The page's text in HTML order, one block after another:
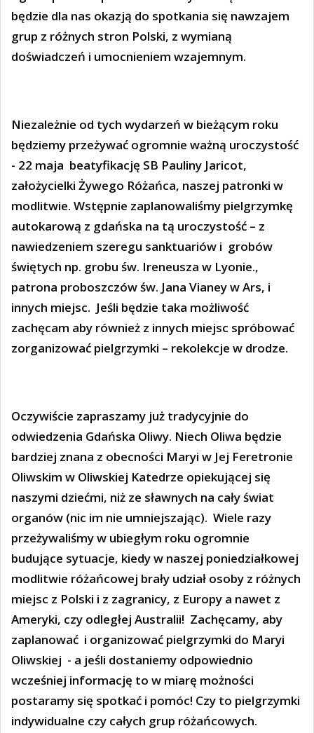
będzie dla nas okazją do spotkania się nawzajem
grup z różnych stron Polski, z wymianą
doświadczeń i umocnieniem wzajemnym.
Niezależnie od tych wydarzeń w bieżącym roku
będziemy przeżywać ogromnie ważną uroczystość
- 22 maja beatyfikację SB Pauliny Jaricot,
założycielki Żywego Różańca, naszej patronki w
modlitwie. Wstępnie zaplanowaliśmy pielgrzymkę
autokarową z gdańska na tą uroczystość – z
nawiedzeniem szeregu sanktuariów i grobów
świętych np. grobu św. Ireneusza w Lyonie.,
patrona proboszczów św. Jana Vianey w Ars, i
innych miejsc. Jeśli będzie taka możliwość
zachęcam aby również z innych miejsc spróbować
zorganizować pielgrzymki – rekolekcje w drodze.
Oczywiście zapraszamy już tradycyjnie do
odwiedzenia Gdańska Oliwy. Niech Oliwa będzie
bardziej znana z obecności Maryi w Jej Feretronie
Oliwskim w Oliwskiej Katedrze opiekującej się
naszymi dziećmi, niż ze sławnych na cały świat
organów (nic im nie umniejszając). Wiele razy
przeżywaliśmy w ubiegłym roku ogromnie
budujące sytuacje, kiedy w naszej poniedziałkowej
modlitwie różańcowej brały udział osoby z różnych
miejsc z Polski i z zagranicy, z Europy a nawet z
Ameryki, czy odległej Australii! Zachęcamy, aby
zaplanować i organizować pielgrzymki do Maryi
Oliwskiej - a jeśli dostaniemy odpowiednio
wcześniej informację to w miarę możności
postaramy się spotkać i pomóc! Czy to pielgrzymki
indywidualne czy całych grup różańcowych.